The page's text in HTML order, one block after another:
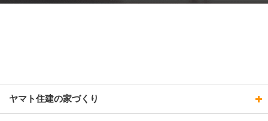
ヤマト住建の家づくり